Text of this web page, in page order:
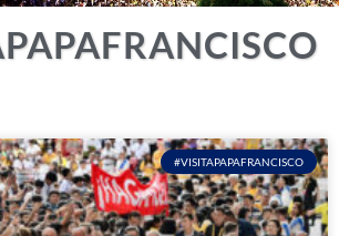
#VISITAPAPAFRANCISCO